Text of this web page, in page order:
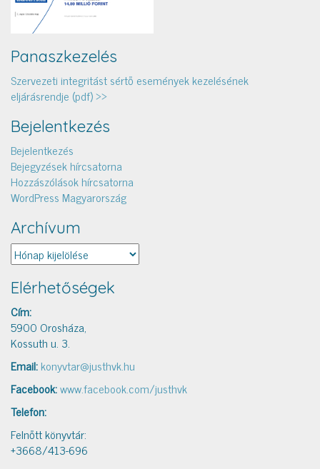
Panaszkezelés
Szervezeti integritást sértő események kezelésének
eljárásrendje (pdf) >>
Bejelentkezés
Bejelentkezés
Bejegyzések hírcsatorna
Hozzászólások hírcsatorna
WordPress Magyarország
Archívum
Archívum
Elérhetőségek
Cím:
5900 Orosháza,
Kossuth u. 3.
Email:konyvtar@justhvk.hu
Facebook:www.facebook.com/justhvk
Telefon:
Felnőtt könyvtár:
+3668/413-696